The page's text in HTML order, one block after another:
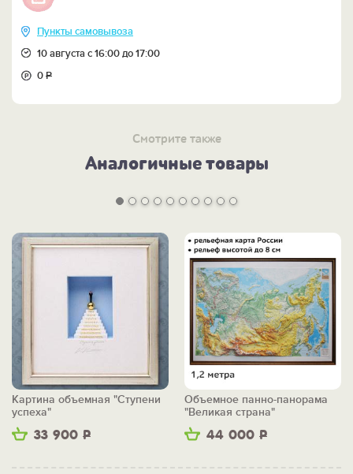
Пункты самовывоза
10 августа с 16:00 до 17:00
0Р
Смотрите также
Аналогичные товары
33 900 Р
Картина объемная "Ступени
успеха"
44 000 Р
Объемное панно-панорама
"Великая страна"